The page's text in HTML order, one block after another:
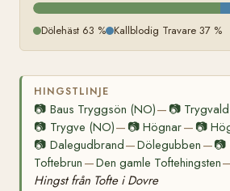
Dölehäst 63 % Kallblodig Travare 37 %
HINGSTLINJE
📷 Baus Tryggsön (NO)— 📷
📷 Trygve (NO)— 📷Högnar— 📷
📷 Dalegudbrand—Dölegubben —📷
Toftebrun —Den gamle Toftehingsten
Hingst från Tofte i Dovre